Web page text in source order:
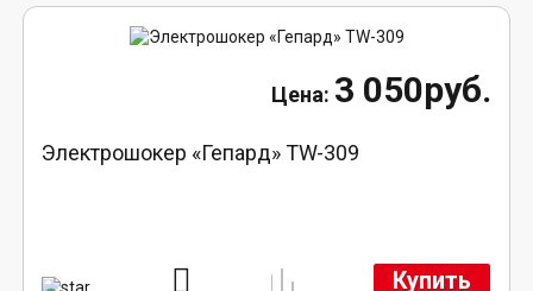
3 050руб.
Электрошокер «Гепард» TW-309
Купить